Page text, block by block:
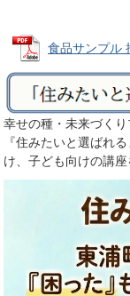
食品サンプル
幸せの種・未来づく
『住みたいと選ばれ
け、子ども向けの講